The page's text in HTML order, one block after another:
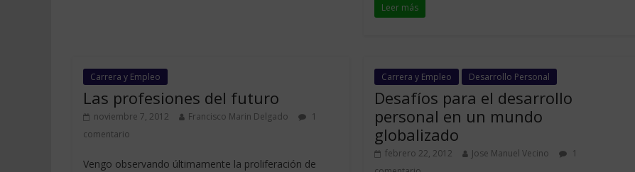
Leer más
Carrera y Empleo
Las profesiones del futuro
noviembre 7, 2012 Francisco Marin Delgado
1
comentario
Vengo observando últimamente la proliferación de
Carrera y Empleo Desarrollo Personal
Desafíos para el desarrollo
personal en un mundo
globalizado
febrero 22, 2012 Jose Manuel Vecino
1